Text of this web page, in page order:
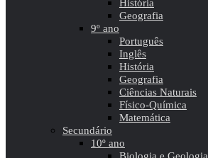
História
Geografia
9º ano
Português
Inglês
História
Geografia
Ciências Naturais
Físico-Química
Matemática
Secundário
10º ano